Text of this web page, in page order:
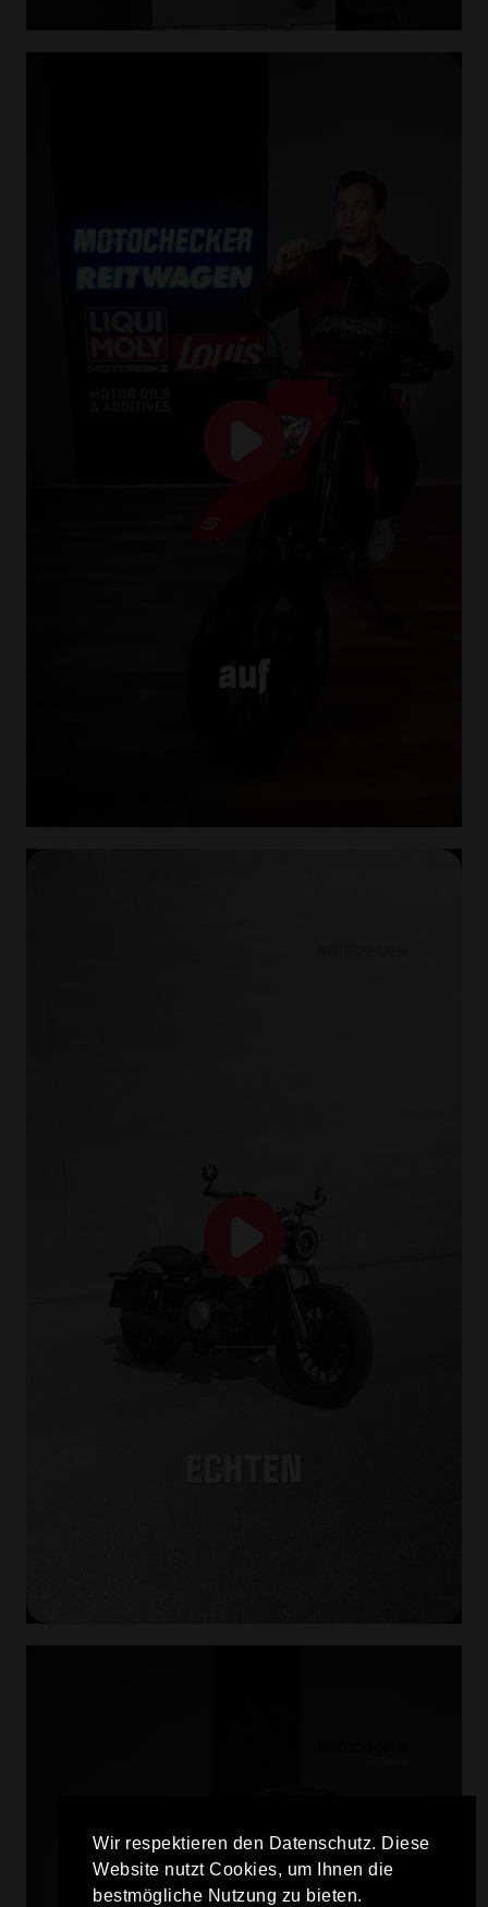
Wir respektieren den Datenschutz. Diese
Website nutzt Cookies, um Ihnen die
bestmögliche Nutzung zu bieten.